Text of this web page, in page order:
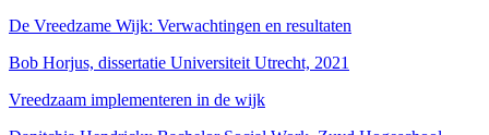
De Vreedzame Wijk: Verwachtingen en resultaten
Bob Horjus, dissertatie Universiteit Utrecht, 2021
Vreedzaam implementeren in de wijk